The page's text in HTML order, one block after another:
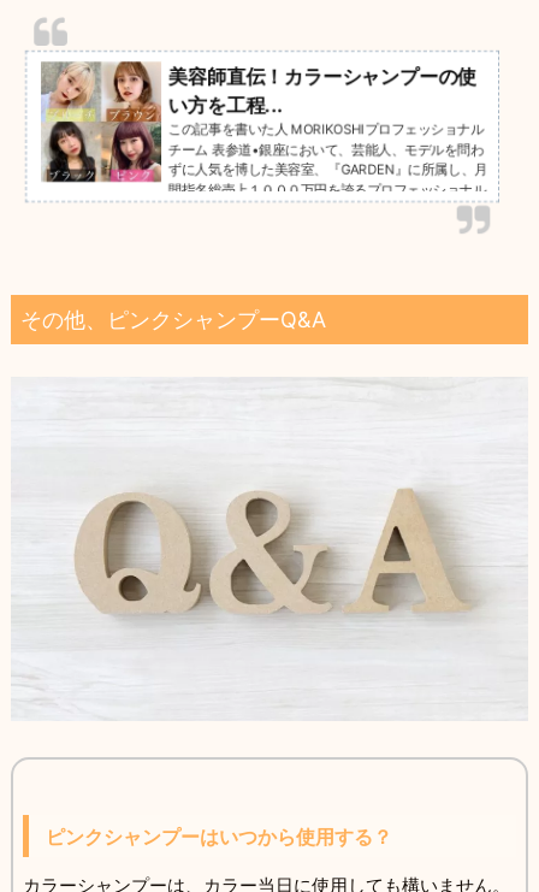
美容師直伝！カラーシャンプーの使
い方を工程...
この記事を書いた人 MORIKOSHIプロフェッショナル
チーム 表参道•銀座において、芸能人、モデルを問わ
ずに人気を博した美容室、『GARDEN』に所属し、月
間指名総売上１０００万円を誇るプロフェッショナル
その他、ピンクシャンプーQ&A
ピンクシャンプーはいつから使用する？
カラーシャンプーは、カラー当日に使用しても構いません。